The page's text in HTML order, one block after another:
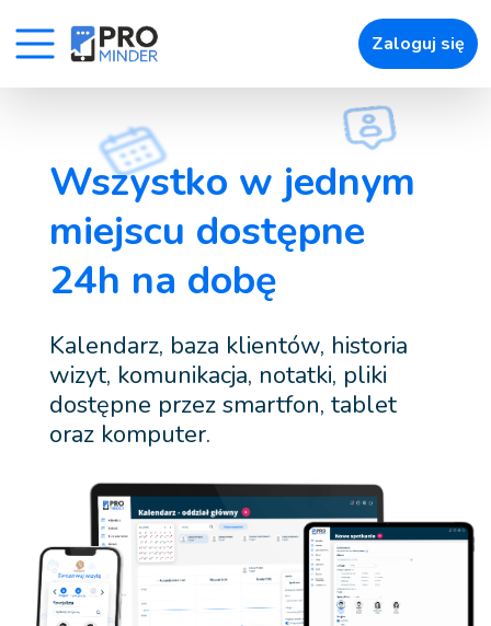
» Uroda
» Zwierzęta
» Łatwe umawianie wizyt
» Powiadomienia
» Raporty i Kokpity
» Pozostałe
Zaloguj się
Wszystko w jednym
miejscu dostępne
24h na dobę
Kalendarz, baza klientów, historia
wizyt, komunikacja, notatki, pliki
dostępne przez smartfon, tablet
oraz komputer.